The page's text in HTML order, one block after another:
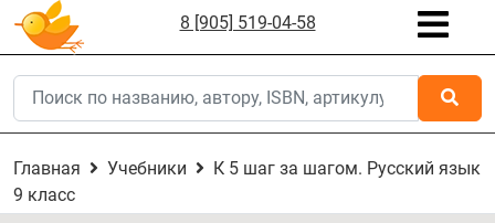
8 [905] 519-04-58
Главная Учебники
К 5 шаг за шагом. Русский язык
9 класс